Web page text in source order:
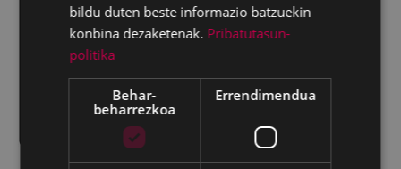
bildu duten beste informazio batzuekin
konbina dezaketenak. Pribatutasun-
politika
Behar-
beharrezkoa
Errendimendua